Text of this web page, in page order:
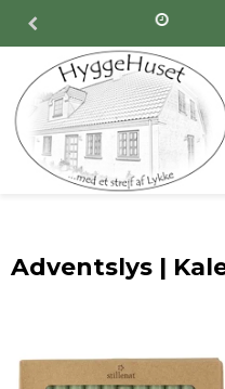
30 dages fuld returret
Adventslys |